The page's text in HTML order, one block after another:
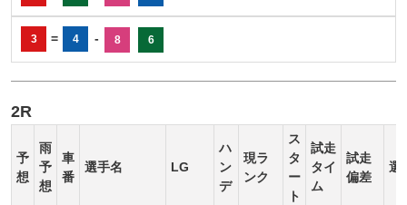
3 = 4 - 8 6
2R
予
想
雨
予
想
車
番
選手名 LG
ハ
ン
デ
現ラ
ンク
ス
タ
ー
ト
試走
タイ
ム
試走
偏差
選